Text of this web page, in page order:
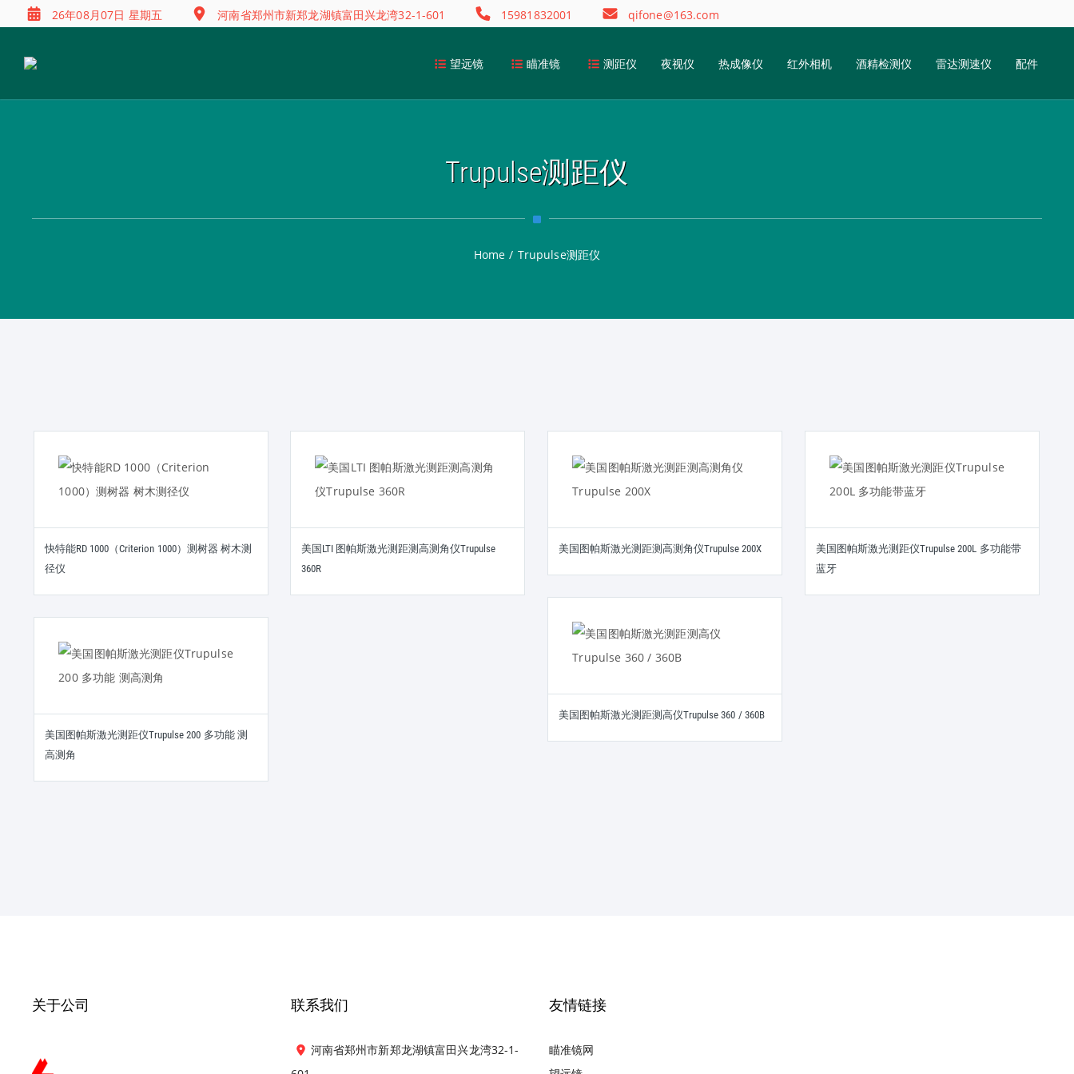
26年08月07日 星期五 河南省郑州市新郑龙湖镇富田兴龙湾32-1-601 15981832001 qifone@163.com
望远镜 瞄准镜 测距仪 夜视仪 热成像仪 红外相机 酒精检测仪 雷达测速仪 配件
Trupulse测距仪
Home / Trupulse测距仪
快特能RD 1000（Criterion 1000）测树器 树木测
径仪
美国LTI 图帕斯激光测距测高测角仪Trupulse
360R
美国图帕斯激光测距测高测角仪Trupulse 200X
美国图帕斯激光测距仪Trupulse 200L 多功能带
蓝牙
美国图帕斯激光测距测高仪Trupulse 360 / 360B
美国图帕斯激光测距仪Trupulse 200 多功能 测
高测角
关于公司 联系我们
河南省郑州市新郑龙湖镇富田兴龙湾32-1-
友情链接
瞄准镜网